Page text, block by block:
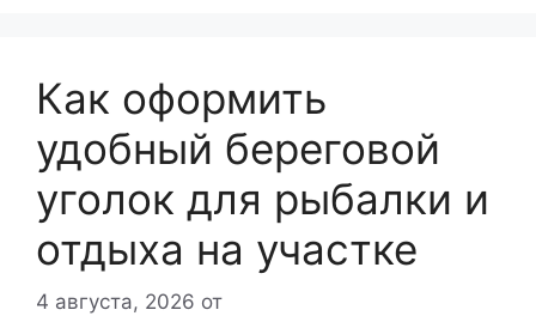
Как оформить
удобный береговой
уголок для рыбалки и
отдыха на участке
4 августа, 2026 от